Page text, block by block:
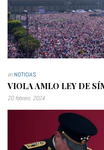
enNOTICIAS
VIOLA AMLO LEY DE
20 febrero, 2024